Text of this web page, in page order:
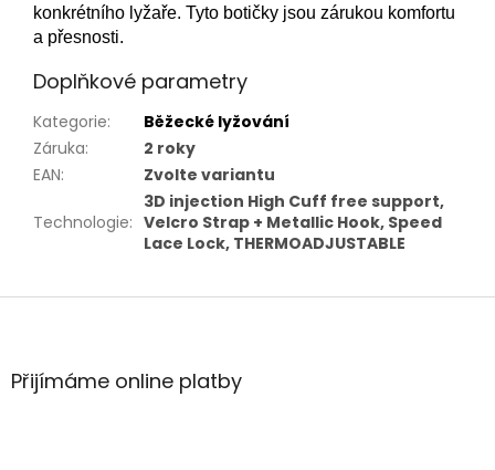
konkrétního lyžaře. Tyto botičky jsou zárukou komfortu
a přesnosti.
Doplňkové parametry
Kategorie:
Běžecké lyžování
Záruka:
2 roky
EAN: Zvolte variantu
Technologie:
3D injection High Cuff free support,
Velcro Strap + Metallic Hook, Speed
Lace Lock, THERMOADJUSTABLE
Z
aPřijímáme online platby